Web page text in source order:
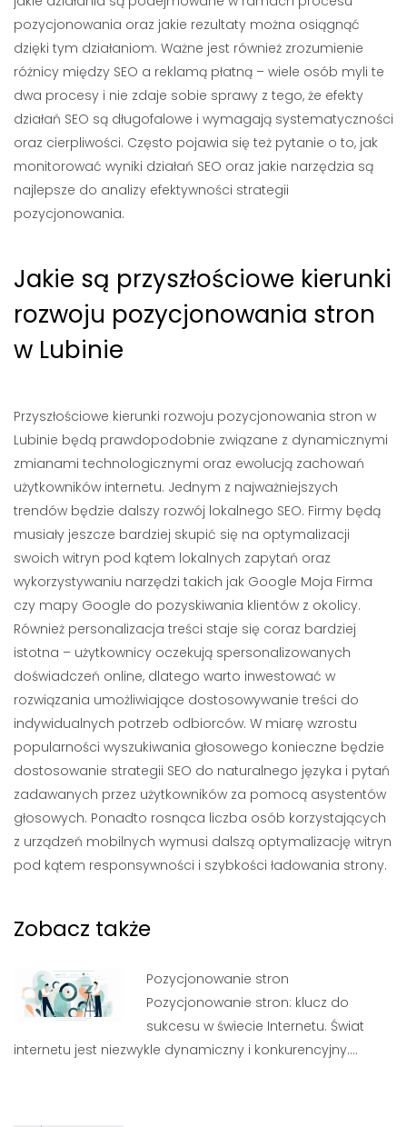
pozycjonowania oraz jakie rezultaty można osiągnąć
dzięki tym działaniom. Ważne jest również zrozumienie
różnicy między SEO a reklamą płatną – wiele osób myli te
dwa procesy i nie zdaje sobie sprawy z tego, że efekty
działań SEO są długofalowe i wymagają systematyczności
oraz cierpliwości. Często pojawia się też pytanie o to, jak
monitorować wyniki działań SEO oraz jakie narzędzia są
najlepsze do analizy efektywności strategii
pozycjonowania.
Jakie są przyszłościowe kierunki
rozwoju pozycjonowania stron
w Lubinie
Przyszłościowe kierunki rozwoju pozycjonowania stron w
Lubinie będą prawdopodobnie związane z dynamicznymi
zmianami technologicznymi oraz ewolucją zachowań
użytkowników internetu. Jednym z najważniejszych
trendów będzie dalszy rozwój lokalnego SEO. Firmy będą
musiały jeszcze bardziej skupić się na optymalizacji
swoich witryn pod kątem lokalnych zapytań oraz
wykorzystywaniu narzędzi takich jak Google Moja Firma
czy mapy Google do pozyskiwania klientów z okolicy.
Również personalizacja treści staje się coraz bardziej
istotna – użytkownicy oczekują spersonalizowanych
doświadczeń online, dlatego warto inwestować w
rozwiązania umożliwiające dostosowywanie treści do
indywidualnych potrzeb odbiorców. W miarę wzrostu
popularności wyszukiwania głosowego konieczne będzie
dostosowanie strategii SEO do naturalnego języka i pytań
zadawanych przez użytkowników za pomocą asystentów
głosowych. Ponadto rosnąca liczba osób korzystających
z urządzeń mobilnych wymusi dalszą optymalizację witryn
pod kątem responsywności i szybkości ładowania strony.
Zobacz także
Pozycjonowanie stron
Pozycjonowanie stron: klucz do
sukcesu w świecie Internetu. Świat
internetu jest niezwykle dynamiczny i konkurencyjny.…